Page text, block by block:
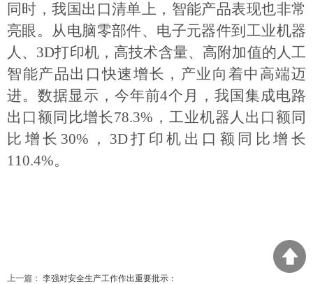
同时，我国出口清单上，智能产品表现也非常
亮眼。从电脑零部件、电子元器件到工业机器
人、3D打印机，高技术含量、高附加值的人工
智能产品出口快速增长，产业向着中高端迈
进。数据显示，今年前4个月，我国集成电路
出口额同比增长78.3%，工业机器人出口额同
比增长30%，3D打印机出口额同比增长
110.4%。
上一篇： 李强对安全生产工作作出重要批示：